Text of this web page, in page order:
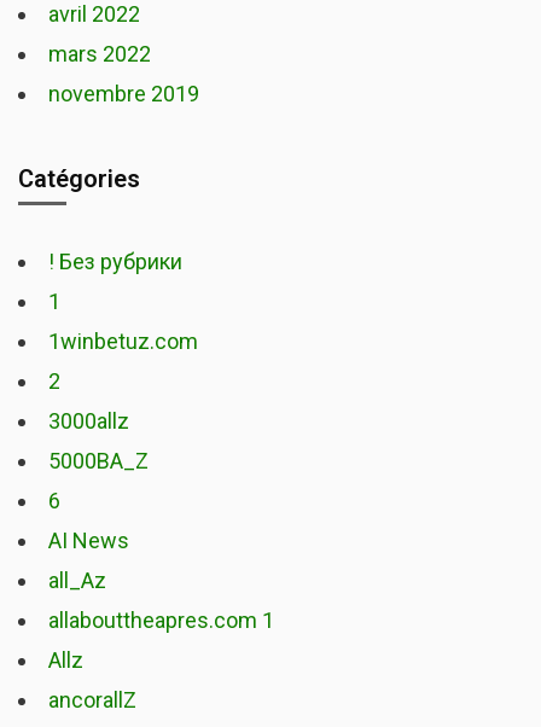
avril 2022
mars 2022
novembre 2019
Catégories
! Без рубрики
1
1winbetuz.com
2
3000allz
5000BA_Z
6
AI News
all_Az
allabouttheapres.com 1
Allz
ancorallZ